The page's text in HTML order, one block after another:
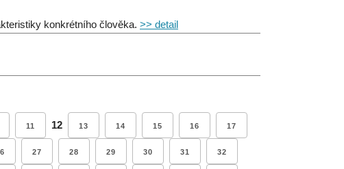
konkrétního člověka. >> detail
11 12 13 14 15 16 17
27 28 29 30 31 32